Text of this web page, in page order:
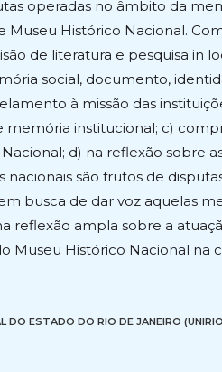
operadas no âmbito da
Museu Histórico Nacional.
de literatura e pesquisa in
social, documento,
à missão das
institucional; c)
d) na reflexão sobre
são frutos de
busca de dar voz aquelas
reflexão ampla sobre a
Museu Histórico Nacional na
DO ESTADO DO RIO DE JANEIRO